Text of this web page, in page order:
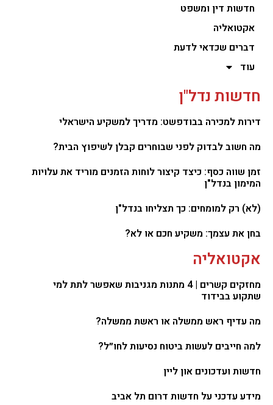
חדשות דין ומשפט
אקטואליה
דברים שכדאי לדעת
עוד
חדשות נדל"ן
דירות למכירה בבודפשט: מדריך למשקיע הישראלי
מה חשוב לבדוק לפני שבוחרים קבלן לשיפוץ הבית?
זמן שווה כסף: כיצד קיצור לוחות הזמנים מוריד את עלויות
המימון בנדל"ן
(לא) רק למומחים: כך תצליחו בנדל"ן
בחן את עצמך: משקיע חכם או לא?
אקטואליה
מחזקים קשרים | 4 מתנות מגניבות שאפשר לתת למי
שתקוע בבידוד
מה עדיף ראש ממשלה או ראשת ממשלה?
למה חייבים לעשות ביטוח נסיעות לחו״ל?
חדשות ועדכונים און ליין
מידע עדכני על חדשות דרום תל אביב